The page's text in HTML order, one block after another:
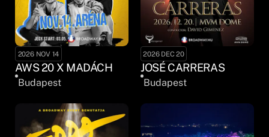
2026 NOV 14
AWS 20 X MADÁCH
Budapest
2026 DEC 20
JOSÉ CARRERAS
Budapest